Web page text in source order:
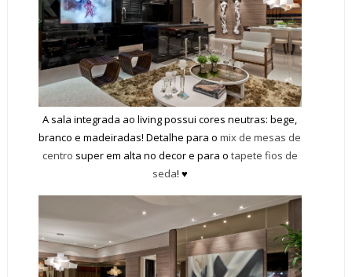
A sala integrada ao living possui cores neutras: bege,
branco e madeiradas! Detalhe para omix de mesas de
centro super em alta no decor e para o tapete fios de
seda! ♥